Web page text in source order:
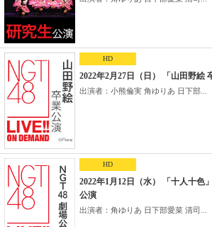
HD
2022年2月27日（日） 「山田野絵
出演者：小熊倫実 角ゆりあ 日下部...
HD
2022年1月12日（水） 「十人十色
公演
出演者：角ゆりあ 日下部愛菜 清司...